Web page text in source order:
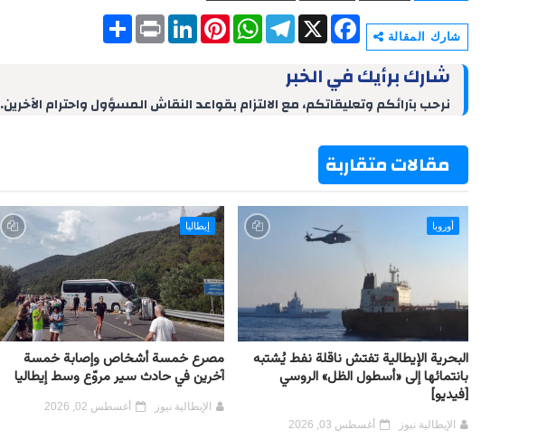
شارك المقالة
S
P
r
L
I
P
e
W
h
p
T
e
g
a
X
F
a
b
o
شارك برأيك في الخبر
نرحب بآرائكم وتعليقاتكم، مع الالتزام بقواعد النقاش المسؤول واحترام الآخرين.
مقالات متقاربة
أوروبا
البحرية الإيطالية تفتش ناقلة نفط يُشتبه
بانتمائها إلى «أسطول الظل» الروسي
[فيديو]
الإيطالية نيوز أغسطس 03, 2026
إيطاليا
مصرع خمسة أشخاص وإصابة خمسة
آخرين في حادث سير مروّع وسط إيطاليا
الإيطالية نيوز أغسطس 02, 2026